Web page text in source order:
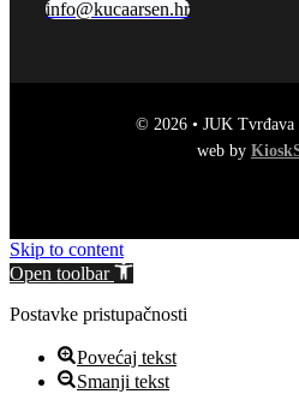
info@kucaarsen.hr
© 2026 • JUK
web by
Skip to content
Open toolbar
Postavke pristupačnosti
Povećaj tekst
Smanji tekst